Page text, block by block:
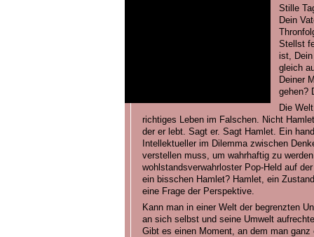
Stille
Dein
Stellst
ist,
gleich
Deiner
gehen?
Die
richtiges Leben im Falschen. Nicht
der er lebt. Sagt er. Sagt Hamlet. Ein
Intellektueller im Dilemma zwischen
verstellen muss, um wahrhaftig zu
wohlstandsverwahrloster Pop-Held auf
ein bisschen Hamlet? Hamlet, ein
eine Frage der Perspektive.
Kann man in einer Welt der begrenzten
an sich selbst und seine Umwelt
Gibt es einen Moment, an dem man